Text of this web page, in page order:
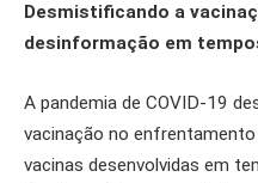
Desmistificando a
desinformação em
A pandemia de COVID-19
vacinação no
vacinas desenvolvidas em